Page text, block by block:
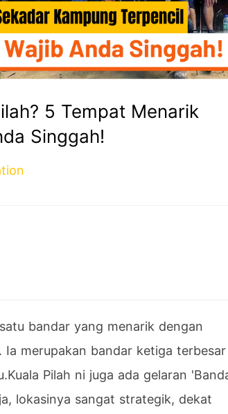
5 Tempat Menarik
Singgah!
bandar yang menarik dengan
merupakan bandar ketiga
Pilah ni juga ada gelaran
lokasinya sangat strategik, dekat